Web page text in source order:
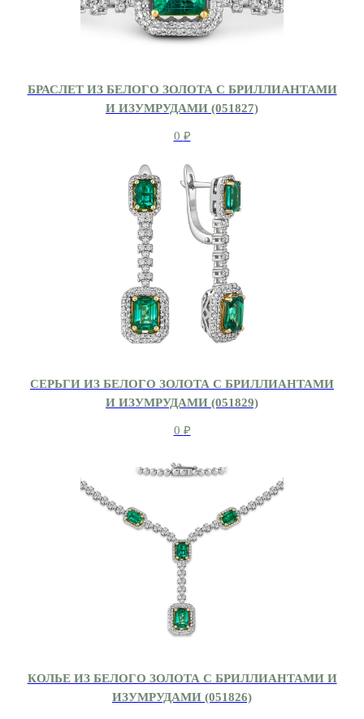
БРАСЛЕТ ИЗ БЕЛОГО ЗОЛОТА С БРИЛЛИАНТАМИ
И ИЗУМРУДАМИ (051827)
0 ₽
СЕРЬГИ ИЗ БЕЛОГО ЗОЛОТА С БРИЛЛИАНТАМИ
И ИЗУМРУДАМИ (051829)
0 ₽
КОЛЬЕ ИЗ БЕЛОГО ЗОЛОТА С БРИЛЛИАНТАМИ И
ИЗУМРУДАМИ (051826)